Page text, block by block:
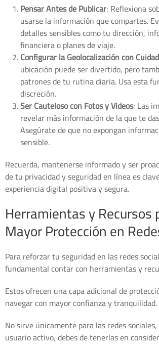
Pensar Antes de Publicar: Reflexiona
usarse la información que compartes.
detalles sensibles como tu dirección,
financiera o planes de viaje.
Configurar la Geolocalización con
ubicación puede ser divertido, pero
patrones de tu rutina diaria. Usa esta
discreción.
Ser Cauteloso con Fotos y Videos: Las
revelar más información de la que te
Asegúrate de que no expongan
sensible.
Recuerda, mantenerse informado y ser
de tu privacidad y seguridad en línea es
experiencia digital positiva y segura.
Herramientas y Recursos
Mayor Protección en
Para reforzar tu seguridad en las redes
fundamental contar con herramientas y
Estos ofrecen una capa adicional de
navegar con mayor confianza y tranquilidad.
No sirve únicamente para las redes
usuario activo, debes de tenerlas en